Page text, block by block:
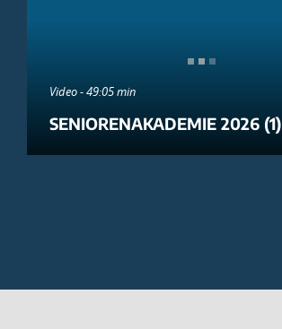
Video - 49:05 min
SENIORENAKADEMIE 2026 (1)